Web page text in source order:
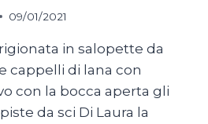
09/01/2021
in salopette da
cappelli di lana con
con la bocca aperta gli
da sci Di Laura la